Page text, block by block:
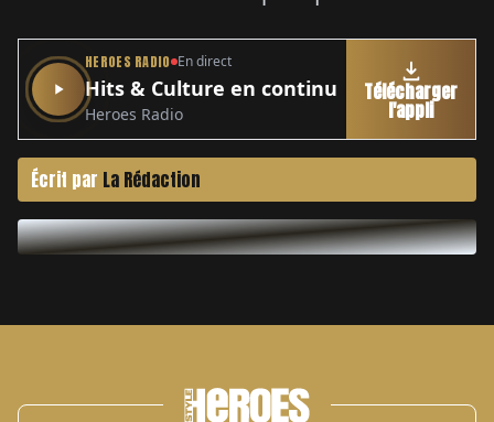
HEROES RADIO En direct
Hits & Culture en continu
Heroes Radio
Télécharger
l'appli
Écrit par La Rédaction